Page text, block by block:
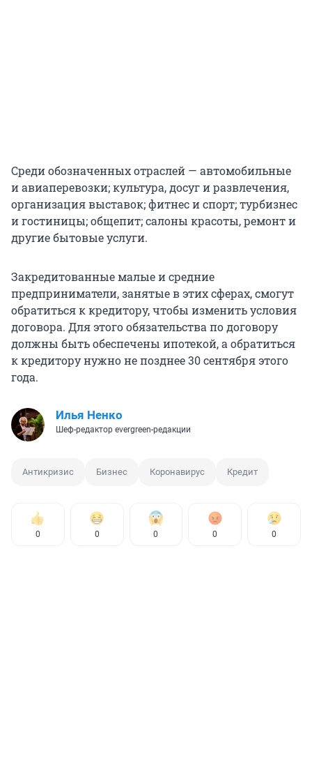
Среди обозначенных отраслей — автомобильные
и авиаперевозки; культура, досуг и развлечения,
организация выставок; фитнес и спорт; турбизнес
и гостиницы; общепит; салоны красоты, ремонт и
другие бытовые услуги.
Закредитованные малые и средние
предприниматели, занятые в этих сферах, смогут
обратиться к кредитору, чтобы изменить условия
договора. Для этого обязательства по договору
должны быть обеспечены ипотекой, а обратиться
к кредитору нужно не позднее 30 сентября этого
года.
Илья Ненко
Шеф-редактор evergreen-редакции
Антикризис Бизнес Коронавирус Кредит
0 0 0 0 0